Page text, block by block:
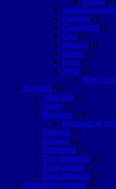
Anatolia
Antiohia (3)
Cappadocia (1)
Efes (2)
Istanbul (4)
Konya (2)
Lycia (2)
Myra (2)
Mira /
Romania (29)
Alba Iulia (4)
Argeș (2)
București (13)
București, să
Câmpina (1)
Prahova (2)
Sighişoara (2)
Țara Hațegului (1)
Târgu Neamţ (1)
Valea Prahovei (2)
Sănătatea în vacanțe (6)